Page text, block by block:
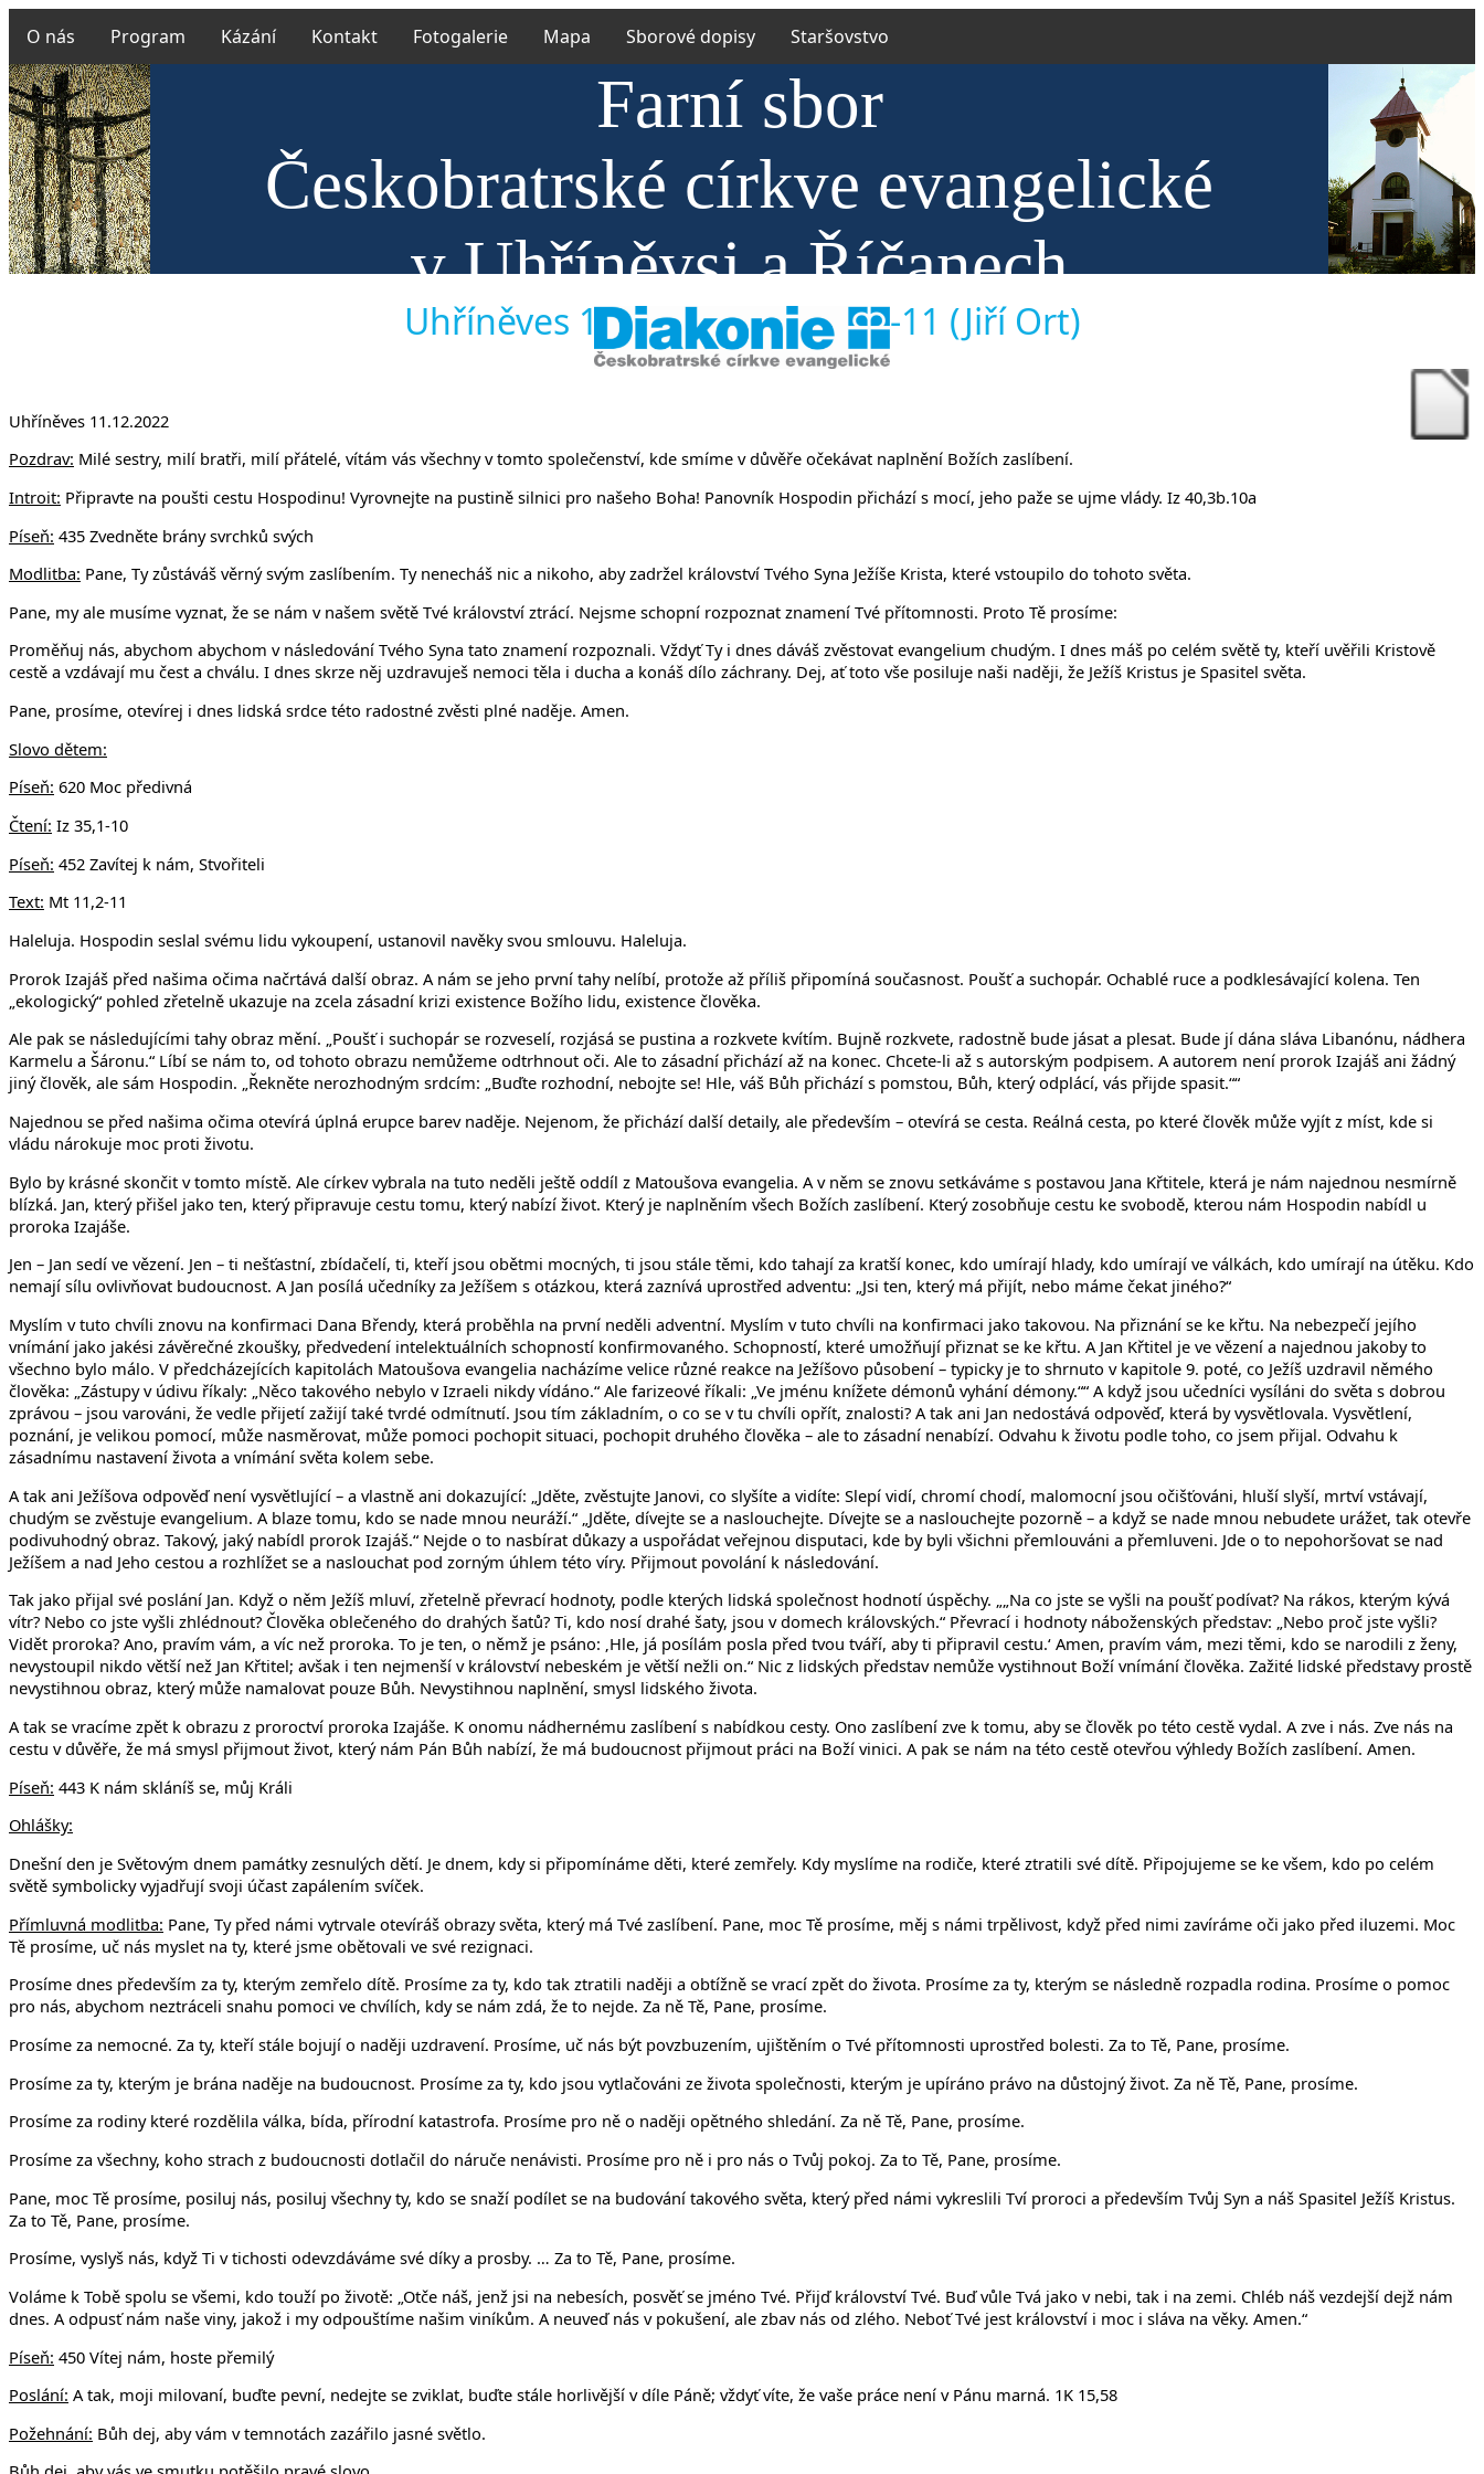
O nás Program Kázání Kontakt Fotogalerie Mapa Sborové dopisy Staršovstvo
Farní sbor
Českobratrské církve evangelické
v Uhříněvsi a Říčanech
Uhříněves 11.12.2022 Mt 11,2-11 (Jiří Ort)
Uhříněves 11.12.2022
Pozdrav: Milé sestry, milí bratři, milí přátelé, vítám vás všechny v tomto společenství, kde smíme v důvěře očekávat naplnění Božích zaslíbení.
Introit: Připravte na poušti cestu Hospodinu! Vyrovnejte na pustině silnici pro našeho Boha! Panovník Hospodin přichází s mocí, jeho paže se ujme vlády. Iz 40,3b.10a
Píseň: 435 Zvedněte brány svrchků svých
Modlitba: Pane, Ty zůstáváš věrný svým zaslíbením. Ty nenecháš nic a nikoho, aby zadržel království Tvého Syna Ježíše Krista, které vstoupilo do tohoto světa.
Pane, my ale musíme vyznat, že se nám v našem světě Tvé království ztrácí. Nejsme schopní rozpoznat znamení Tvé přítomnosti. Proto Tě prosíme:
Proměňuj nás, abychom abychom v následování Tvého Syna tato znamení rozpoznali. Vždyť Ty i dnes dáváš zvěstovat evangelium chudým. I dnes máš po celém světě ty, kteří uvěřili Kristově
cestě a vzdávají mu čest a chválu. I dnes skrze něj uzdravuješ nemoci těla i ducha a konáš dílo záchrany. Dej, ať toto vše posiluje naši naději, že Ježíš Kristus je Spasitel světa.
Pane, prosíme, otevírej i dnes lidská srdce této radostné zvěsti plné naděje. Amen.
Slovo dětem:
Píseň: 620 Moc předivná
Čtení: Iz 35,1-10
Píseň: 452 Zavítej k nám, Stvořiteli
Text: Mt 11,2-11
Haleluja. Hospodin seslal svému lidu vykoupení, ustanovil navěky svou smlouvu. Haleluja.
Prorok Izajáš před našima očima načrtává další obraz. A nám se jeho první tahy nelíbí, protože až příliš připomíná současnost. Poušť a suchopár. Ochablé ruce a podklesávající kolena. Ten
„ekologický“ pohled zřetelně ukazuje na zcela zásadní krizi existence Božího lidu, existence člověka.
Ale pak se následujícími tahy obraz mění. „Poušť i suchopár se rozveselí, rozjásá se pustina a rozkvete kvítím. Bujně rozkvete, radostně bude jásat a plesat. Bude jí dána sláva Libanónu, nádhera
Karmelu a Šáronu.“ Líbí se nám to, od tohoto obrazu nemůžeme odtrhnout oči. Ale to zásadní přichází až na konec. Chcete-li až s autorským podpisem. A autorem není prorok Izajáš ani žádný
jiný člověk, ale sám Hospodin. „Řekněte nerozhodným srdcím: „Buďte rozhodní, nebojte se! Hle, váš Bůh přichází s pomstou, Bůh, který odplácí, vás přijde spasit.““
Najednou se před našima očima otevírá úplná erupce barev naděje. Nejenom, že přichází další detaily, ale především – otevírá se cesta. Reálná cesta, po které člověk může vyjít z míst, kde si
vládu nárokuje moc proti životu.
Bylo by krásné skončit v tomto místě. Ale církev vybrala na tuto neděli ještě oddíl z Matoušova evangelia. A v něm se znovu setkáváme s postavou Jana Křtitele, která je nám najednou nesmírně
blízká. Jan, který přišel jako ten, který připravuje cestu tomu, který nabízí život. Který je naplněním všech Božích zaslíbení. Který zosobňuje cestu ke svobodě, kterou nám Hospodin nabídl u
proroka Izajáše.
Jen – Jan sedí ve vězení. Jen – ti nešťastní, zbídačelí, ti, kteří jsou obětmi mocných, ti jsou stále těmi, kdo tahají za kratší konec, kdo umírají hlady, kdo umírají ve válkách, kdo umírají na útěku. Kdo
nemají sílu ovlivňovat budoucnost. A Jan posílá učedníky za Ježíšem s otázkou, která zaznívá uprostřed adventu: „Jsi ten, který má přijít, nebo máme čekat jiného?“
Myslím v tuto chvíli znovu na konfirmaci Dana Břendy, která proběhla na první neděli adventní. Myslím v tuto chvíli na konfirmaci jako takovou. Na přiznání se ke křtu. Na nebezpečí jejího
vnímání jako jakési závěrečné zkoušky, předvedení intelektuálních schopností konfirmovaného. Schopností, které umožňují přiznat se ke křtu. A Jan Křtitel je ve vězení a najednou jakoby to
všechno bylo málo. V předcházejících kapitolách Matoušova evangelia nacházíme velice různé reakce na Ježíšovo působení – typicky je to shrnuto v kapitole 9. poté, co Ježíš uzdravil němého
člověka: „Zástupy v údivu říkaly: „Něco takového nebylo v Izraeli nikdy vídáno.“ Ale farizeové říkali: „Ve jménu knížete démonů vyhání démony.““ A když jsou učedníci vysíláni do světa s dobrou
zprávou – jsou varováni, že vedle přijetí zažijí také tvrdé odmítnutí. Jsou tím základním, o co se v tu chvíli opřít, znalosti? A tak ani Jan nedostává odpověď, která by vysvětlovala. Vysvětlení,
poznání, je velikou pomocí, může nasměrovat, může pomoci pochopit situaci, pochopit druhého člověka – ale to zásadní nenabízí. Odvahu k životu podle toho, co jsem přijal. Odvahu k
zásadnímu nastavení života a vnímání světa kolem sebe.
A tak ani Ježíšova odpověď není vysvětlující – a vlastně ani dokazující: „Jděte, zvěstujte Janovi, co slyšíte a vidíte: Slepí vidí, chromí chodí, malomocní jsou očišťováni, hluší slyší, mrtví vstávají,
chudým se zvěstuje evangelium. A blaze tomu, kdo se nade mnou neuráží.“ „Jděte, dívejte se a naslouchejte. Dívejte se a naslouchejte pozorně – a když se nade mnou nebudete urážet, tak otevře
podivuhodný obraz. Takový, jaký nabídl prorok Izajáš.“ Nejde o to nasbírat důkazy a uspořádat veřejnou disputaci, kde by byli všichni přemlouváni a přemluveni. Jde o to nepohoršovat se nad
Ježíšem a nad Jeho cestou a rozhlížet se a naslouchat pod zorným úhlem této víry. Přijmout povolání k následování.
Tak jako přijal své poslání Jan. Když o něm Ježíš mluví, zřetelně převrací hodnoty, podle kterých lidská společnost hodnotí úspěchy. „„Na co jste se vyšli na poušť podívat? Na rákos, kterým kývá
vítr? Nebo co jste vyšli zhlédnout? Člověka oblečeného do drahých šatů? Ti, kdo nosí drahé šaty, jsou v domech královských.“ Převrací i hodnoty náboženských představ: „Nebo proč jste vyšli?
Vidět proroka? Ano, pravím vám, a víc než proroka. To je ten, o němž je psáno: ‚Hle, já posílám posla před tvou tváří, aby ti připravil cestu.‘ Amen, pravím vám, mezi těmi, kdo se narodili z ženy,
nevystoupil nikdo větší než Jan Křtitel; avšak i ten nejmenší v království nebeském je větší nežli on.“ Nic z lidských představ nemůže vystihnout Boží vnímání člověka. Zažité lidské představy prostě
nevystihnou obraz, který může namalovat pouze Bůh. Nevystihnou naplnění, smysl lidského života.
A tak se vracíme zpět k obrazu z proroctví proroka Izajáše. K onomu nádhernému zaslíbení s nabídkou cesty. Ono zaslíbení zve k tomu, aby se člověk po této cestě vydal. A zve i nás. Zve nás na
cestu v důvěře, že má smysl přijmout život, který nám Pán Bůh nabízí, že má budoucnost přijmout práci na Boží vinici. A pak se nám na této cestě otevřou výhledy Božích zaslíbení. Amen.
Píseň: 443 K nám skláníš se, můj Králi
Ohlášky:
Dnešní den je Světovým dnem památky zesnulých dětí. Je dnem, kdy si připomínáme děti, které zemřely. Kdy myslíme na rodiče, které ztratili své dítě. Připojujeme se ke všem, kdo po celém
světě symbolicky vyjadřují svoji účast zapálením svíček.
Přímluvná modlitba: Pane, Ty před námi vytrvale otevíráš obrazy světa, který má Tvé zaslíbení. Pane, moc Tě prosíme, měj s námi trpělivost, když před nimi zavíráme oči jako před iluzemi. Moc
Tě prosíme, uč nás myslet na ty, které jsme obětovali ve své rezignaci.
Prosíme dnes především za ty, kterým zemřelo dítě. Prosíme za ty, kdo tak ztratili naději a obtížně se vrací zpět do života. Prosíme za ty, kterým se následně rozpadla rodina. Prosíme o pomoc
pro nás, abychom neztráceli snahu pomoci ve chvílích, kdy se nám zdá, že to nejde. Za ně Tě, Pane, prosíme.
Prosíme za nemocné. Za ty, kteří stále bojují o naději uzdravení. Prosíme, uč nás být povzbuzením, ujištěním o Tvé přítomnosti uprostřed bolesti. Za to Tě, Pane, prosíme.
Prosíme za ty, kterým je brána naděje na budoucnost. Prosíme za ty, kdo jsou vytlačováni ze života společnosti, kterým je upíráno právo na důstojný život. Za ně Tě, Pane, prosíme.
Prosíme za rodiny které rozdělila válka, bída, přírodní katastrofa. Prosíme pro ně o naději opětného shledání. Za ně Tě, Pane, prosíme.
Prosíme za všechny, koho strach z budoucnosti dotlačil do náruče nenávisti. Prosíme pro ně i pro nás o Tvůj pokoj. Za to Tě, Pane, prosíme.
Pane, moc Tě prosíme, posiluj nás, posiluj všechny ty, kdo se snaží podílet se na budování takového světa, který před námi vykreslili Tví proroci a především Tvůj Syn a náš Spasitel Ježíš Kristus.
Za to Tě, Pane, prosíme.
Prosíme, vyslyš nás, když Ti v tichosti odevzdáváme své díky a prosby. … Za to Tě, Pane, prosíme.
Voláme k Tobě spolu se všemi, kdo touží po životě: „Otče náš, jenž jsi na nebesích, posvěť se jméno Tvé. Přijď království Tvé. Buď vůle Tvá jako v nebi, tak i na zemi. Chléb náš vezdejší dejž nám
dnes. A odpusť nám naše viny, jakož i my odpouštíme našim viníkům. A neuveď nás v pokušení, ale zbav nás od zlého. Neboť Tvé jest království i moc i sláva na věky. Amen.“
Píseň: 450 Vítej nám, hoste přemilý
Poslání: A tak, moji milovaní, buďte pevní, nedejte se zviklat, buďte stále horlivější v díle Páně; vždyť víte, že vaše práce není v Pánu marná. 1K 15,58
Požehnání: Bůh dej, aby vám v temnotách zazářilo jasné světlo.